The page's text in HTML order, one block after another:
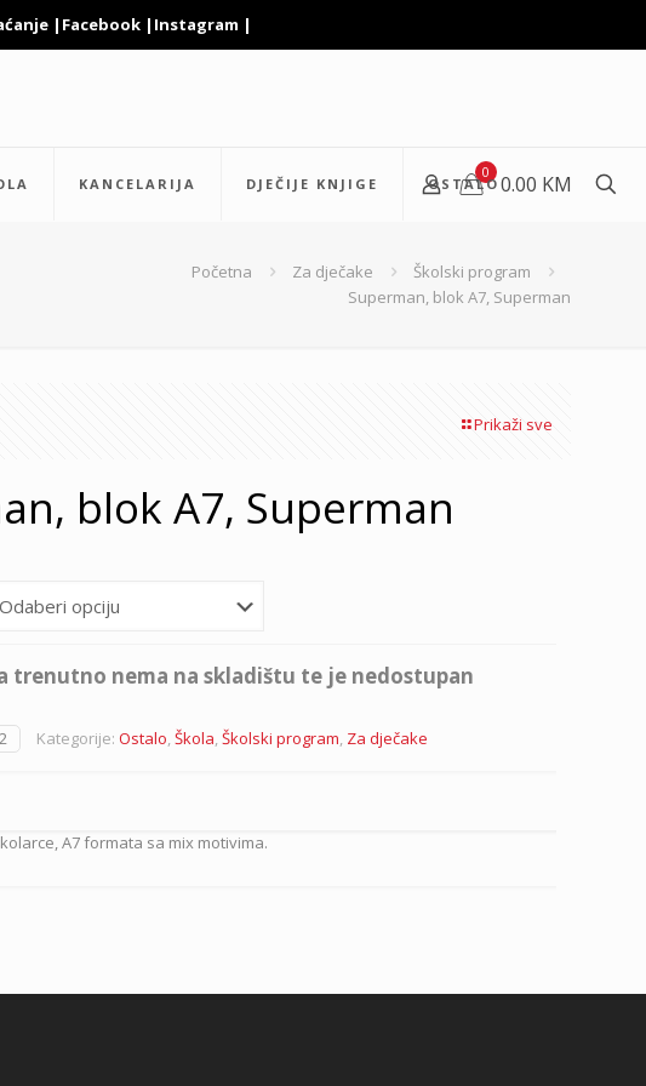
| Facebook | Instagram |
KANCELARIJA DJEČIJE KNJIGE OSTALO
0 0.00 KM
Početna Za dječake
Školski program
Superman, blok A7, Superman
Prikaži sve
blok A7, Superman
trenutno nema na skladištu te je nedostupan
Kategorije: Ostalo,Škola,Školski program, Za dječake
A7 formata sa mix motivima.